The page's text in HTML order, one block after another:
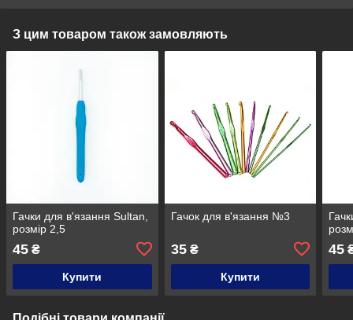
З цим товаром також замовляють
Гачки для в'язання Sultan,
розмір 2,5
45 ₴
Купити
Гачок для в'язання №3
35₴
Купити
45